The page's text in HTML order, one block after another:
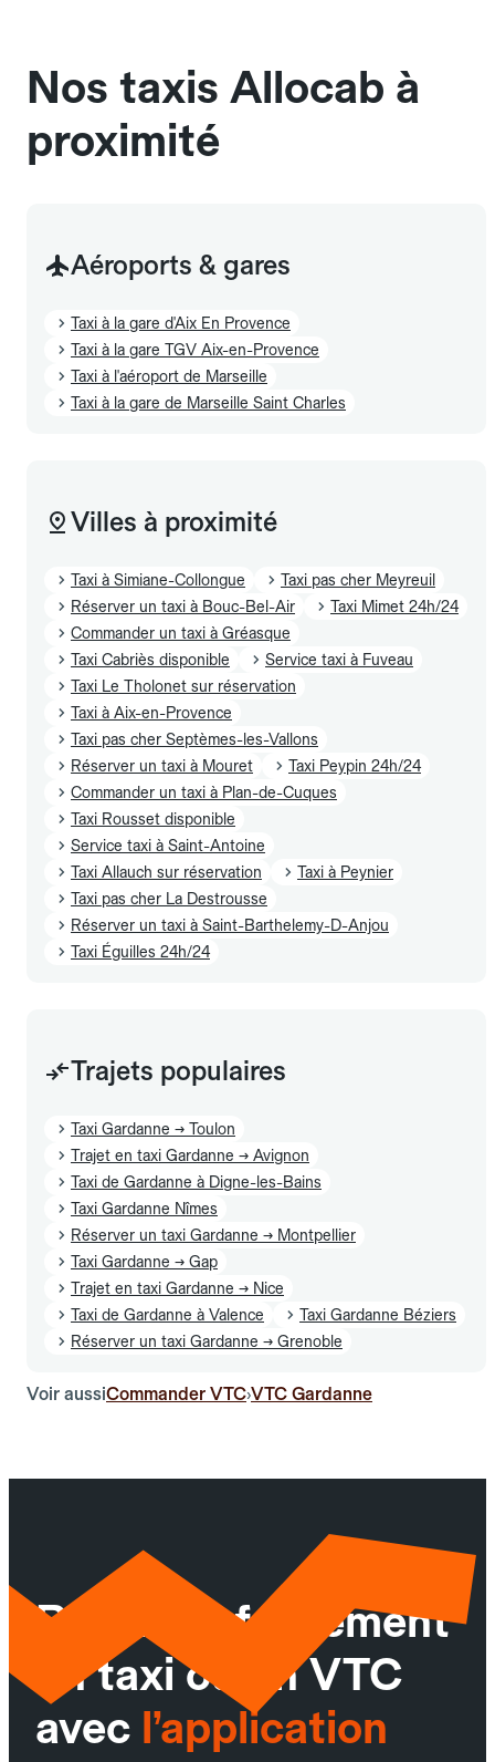
Nos taxis Allocab à
proximité
Aéroports & gares
Taxi à la gare d'Aix En Provence
Taxi à la gare TGV Aix-en-Provence
Taxi à l'aéroport de Marseille
Taxi à la gare de Marseille Saint Charles
Villes à proximité
Taxi à Simiane-Collongue
Taxi pas cher Meyreuil
Réserver un taxi à Bouc-Bel-Air
Taxi Mimet 24h/24
Commander un taxi à Gréasque
Taxi Cabriès disponible
Service taxi à Fuveau
Taxi Le Tholonet sur réservation
Taxi à Aix-en-Provence
Taxi pas cher Septèmes-les-Vallons
Réserver un taxi à Mouret
Taxi Peypin 24h/24
Commander un taxi à Plan-de-Cuques
Taxi Rousset disponible
Service taxi à Saint-Antoine
Taxi Allauch sur réservation
Taxi à Peynier
Taxi pas cher La Destrousse
Réserver un taxi à Saint-Barthelemy-D-Anjou
Taxi Éguilles 24h/24
Trajets populaires
Taxi Gardanne → Toulon
Trajet en taxi Gardanne → Avignon
Taxi de Gardanne à Digne-les-Bains
Taxi Gardanne Nîmes
Réserver un taxi Gardanne → Montpellier
Taxi Gardanne → Gap
Trajet en taxi Gardanne → Nice
Taxi de Gardanne à Valence
Taxi Gardanne Béziers
Réserver un taxi Gardanne → Grenoble
Voir aussiCommander VTC›VTC Gardanne
Réservez facilement
un taxi ou un VTC
avec l’application